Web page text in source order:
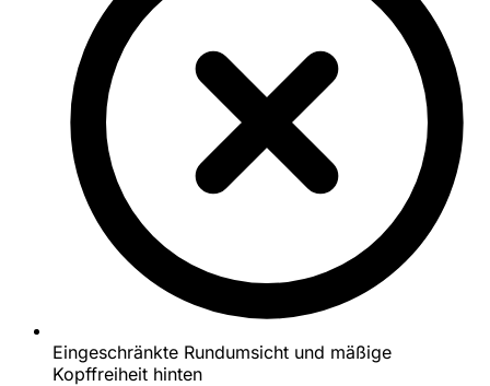
Eingeschränkte Rundumsicht und mäßige
Kopffreiheit hinten